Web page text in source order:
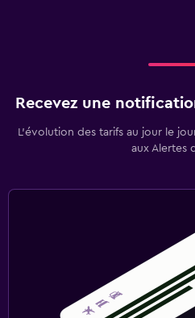
Recevez une
L’évolution des tarifs au jour le
aux Alertes